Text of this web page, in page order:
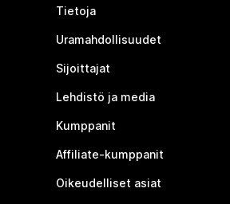
Tietoja
Uramahdollisuudet
Sijoittajat
Lehdistö ja media
Kumppanit
Affiliate-kumppanit
Oikeudelliset asiat